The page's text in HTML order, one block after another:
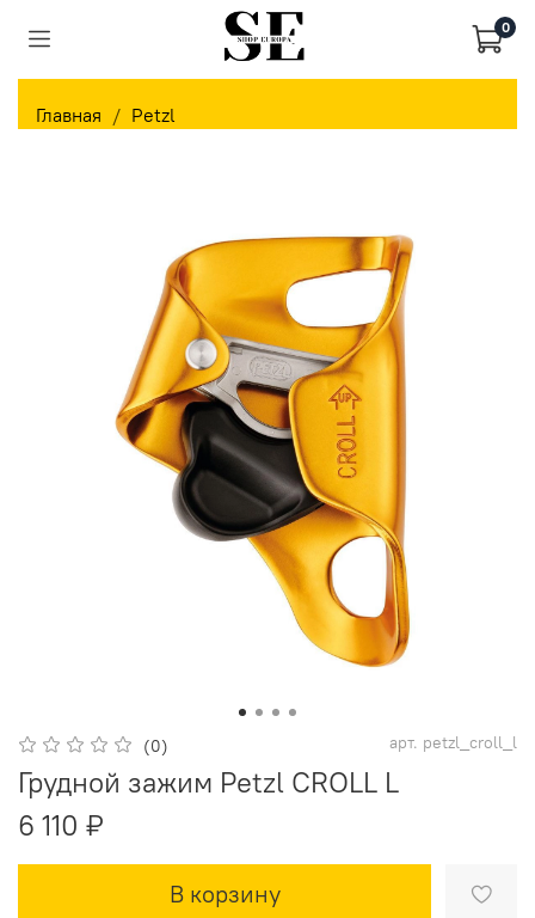
0
Главная Petzl
(0) арт. petzl_croll_l
Грудной зажим Petzl CROLL L
6 110 ₽
В корзину